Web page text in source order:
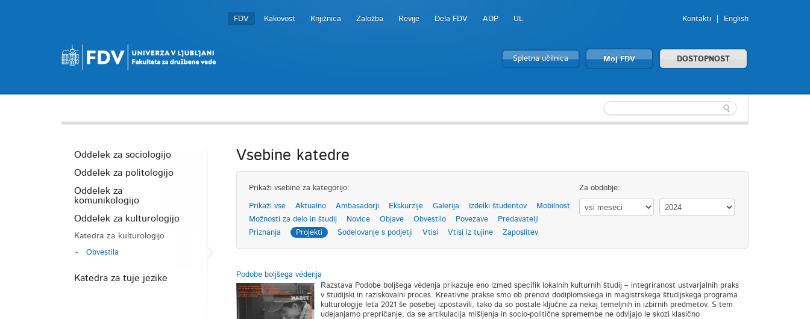
FDV Kakovost Knjižnica Založba Revije Dela FDV ADP UL Kontakti English
Spletna učilnica Moj FDV DOSTOPNOST
Oddelek za sociologijo
Oddelek za politologijo
Oddelek za
komunikologijo
Oddelek za kulturologijo
Katedra za kulturologijo
Obvestila
Katedra za tuje jezike
Vsebine katedre
Prikaži vsebine za kategorijo:
Prikaži vse Aktualno Ambasadorji Ekskurzije Galerija Izdelki študentov
Mobilnost
Možnosti za delo in študij
Novice Objave Obvestilo Povezave
Predavatelji
Priznanja
Projekti Sodelovanje s podjetji Vtisi Vtisi iz tujine Zaposlitev
Za obdobje:
Podobe boljšega védenja
Razstava Podobe boljšega védenja prikazuje eno izmed specifik lokalnih kulturnih študij – integriranost ustvarjalnih praks
v študijski in raziskovalni proces. Kreativne prakse smo ob prenovi dodiplomskega in magistrskega študijskega programa
kulturologije leta 2021 še posebej izpostavili, tako da so postale ključne za nekaj temeljnih in izbirnih predmetov. S tem
udejanjamo prepričanje, da se artikulacija mišljenja in socio-politične spremembe ne odvijajo le skozi klasično